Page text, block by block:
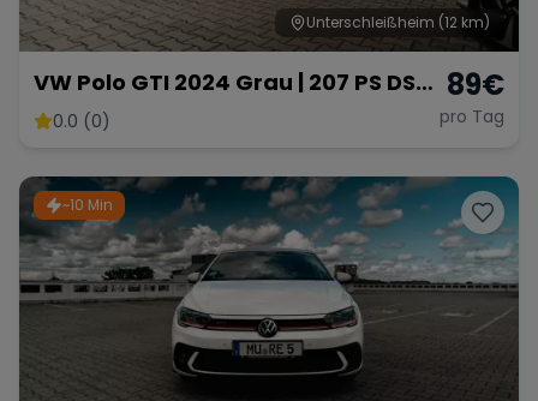
Unterschleißheim (12 km)
VW Polo GTI 2024 Grau | 207 PS DSG
Automatik | Ab 89 € pro Tag
0.0 (0)
89€
pro Tag
~10 Min